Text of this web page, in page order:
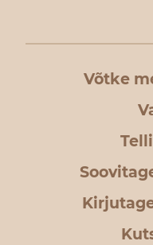
Võtke